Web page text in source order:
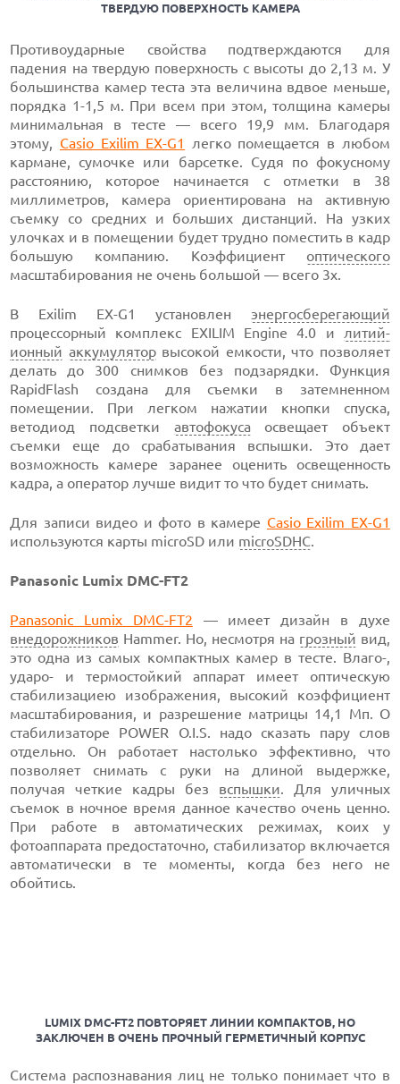
ТВЕРДУЮ ПОВЕРХНОСТЬ КАМЕРА
Противоударные свойства подтверждаются для
падения на твердую поверхность с высоты до 2,13 м. У
большинства камер теста эта величина вдвое меньше,
порядка 1-1,5 м. При всем при этом, толщина камеры
минимальная в тесте — всего 19,9 мм. Благодаря
этому, Casio Exilim EX-G1
легко помещается в любом
кармане, сумочке или барсетке. Судя по фокусному
расстоянию, которое начинается с отметки в 38
миллиметров, камера ориентирована на активную
съемку со средних и больших дистанций. На узких
улочках и в помещении будет трудно поместить в кадр
большую компанию. Коэффициент оптического
масштабирования не очень большой — всего 3х.
В Exilim EX-G1 установлен энергосберегающий
процессорный комплекс EXILIM Engine 4.0 и литий-
ионный аккумуляторвысокой емкости, что позволяет
делать до 300 снимков без подзарядки. Функция
RapidFlash создана для съемки в затемненном
помещении. При легком нажатии кнопки спуска,
ветодиод подсветки автофокусаосвещает объект
съемки еще до срабатывания вспышки. Это дает
возможность камере заранее оценить освещенность
кадра, а оператор лучше видит то что будет снимать.
Для записи видео и фото в камере Casio Exilim EX-G1
используются карты microSD или microSDHC.
Panasonic Lumix DMC-FT2
Panasonic Lumix DMC-FT2 — имеет дизайн в духе
внедорожников Hammer. Но, несмотря на грозный вид,
это одна из самых компактных камер в тесте. Влаго-,
ударо- и термостойкий аппарат имеет оптическую
стабилизациею изображения, высокий коэффициент
масштабирования, и разрешение матрицы 14,1 Мп. О
стабилизаторе POWER O.I.S. надо сказать пару слов
отдельно. Он работает настолько эффективно, что
позволяет снимать с руки на длиной выдержке,
получая четкие кадры без вспышки. Для уличных
съемок в ночное время данное качество очень ценно.
При работе в автоматических режимах, коих у
фотоаппарата предостаточно, стабилизатор включается
автоматически в те моменты, когда без него не
обойтись.
LUMIX DMC-FT2 ПОВТОРЯЕТ ЛИНИИ КОМПАКТОВ, НО
ЗАКЛЮЧЕН В ОЧЕНЬ ПРОЧНЫЙ ГЕРМЕТИЧНЫЙ КОРПУС
Система распознавания лиц не только понимает что в